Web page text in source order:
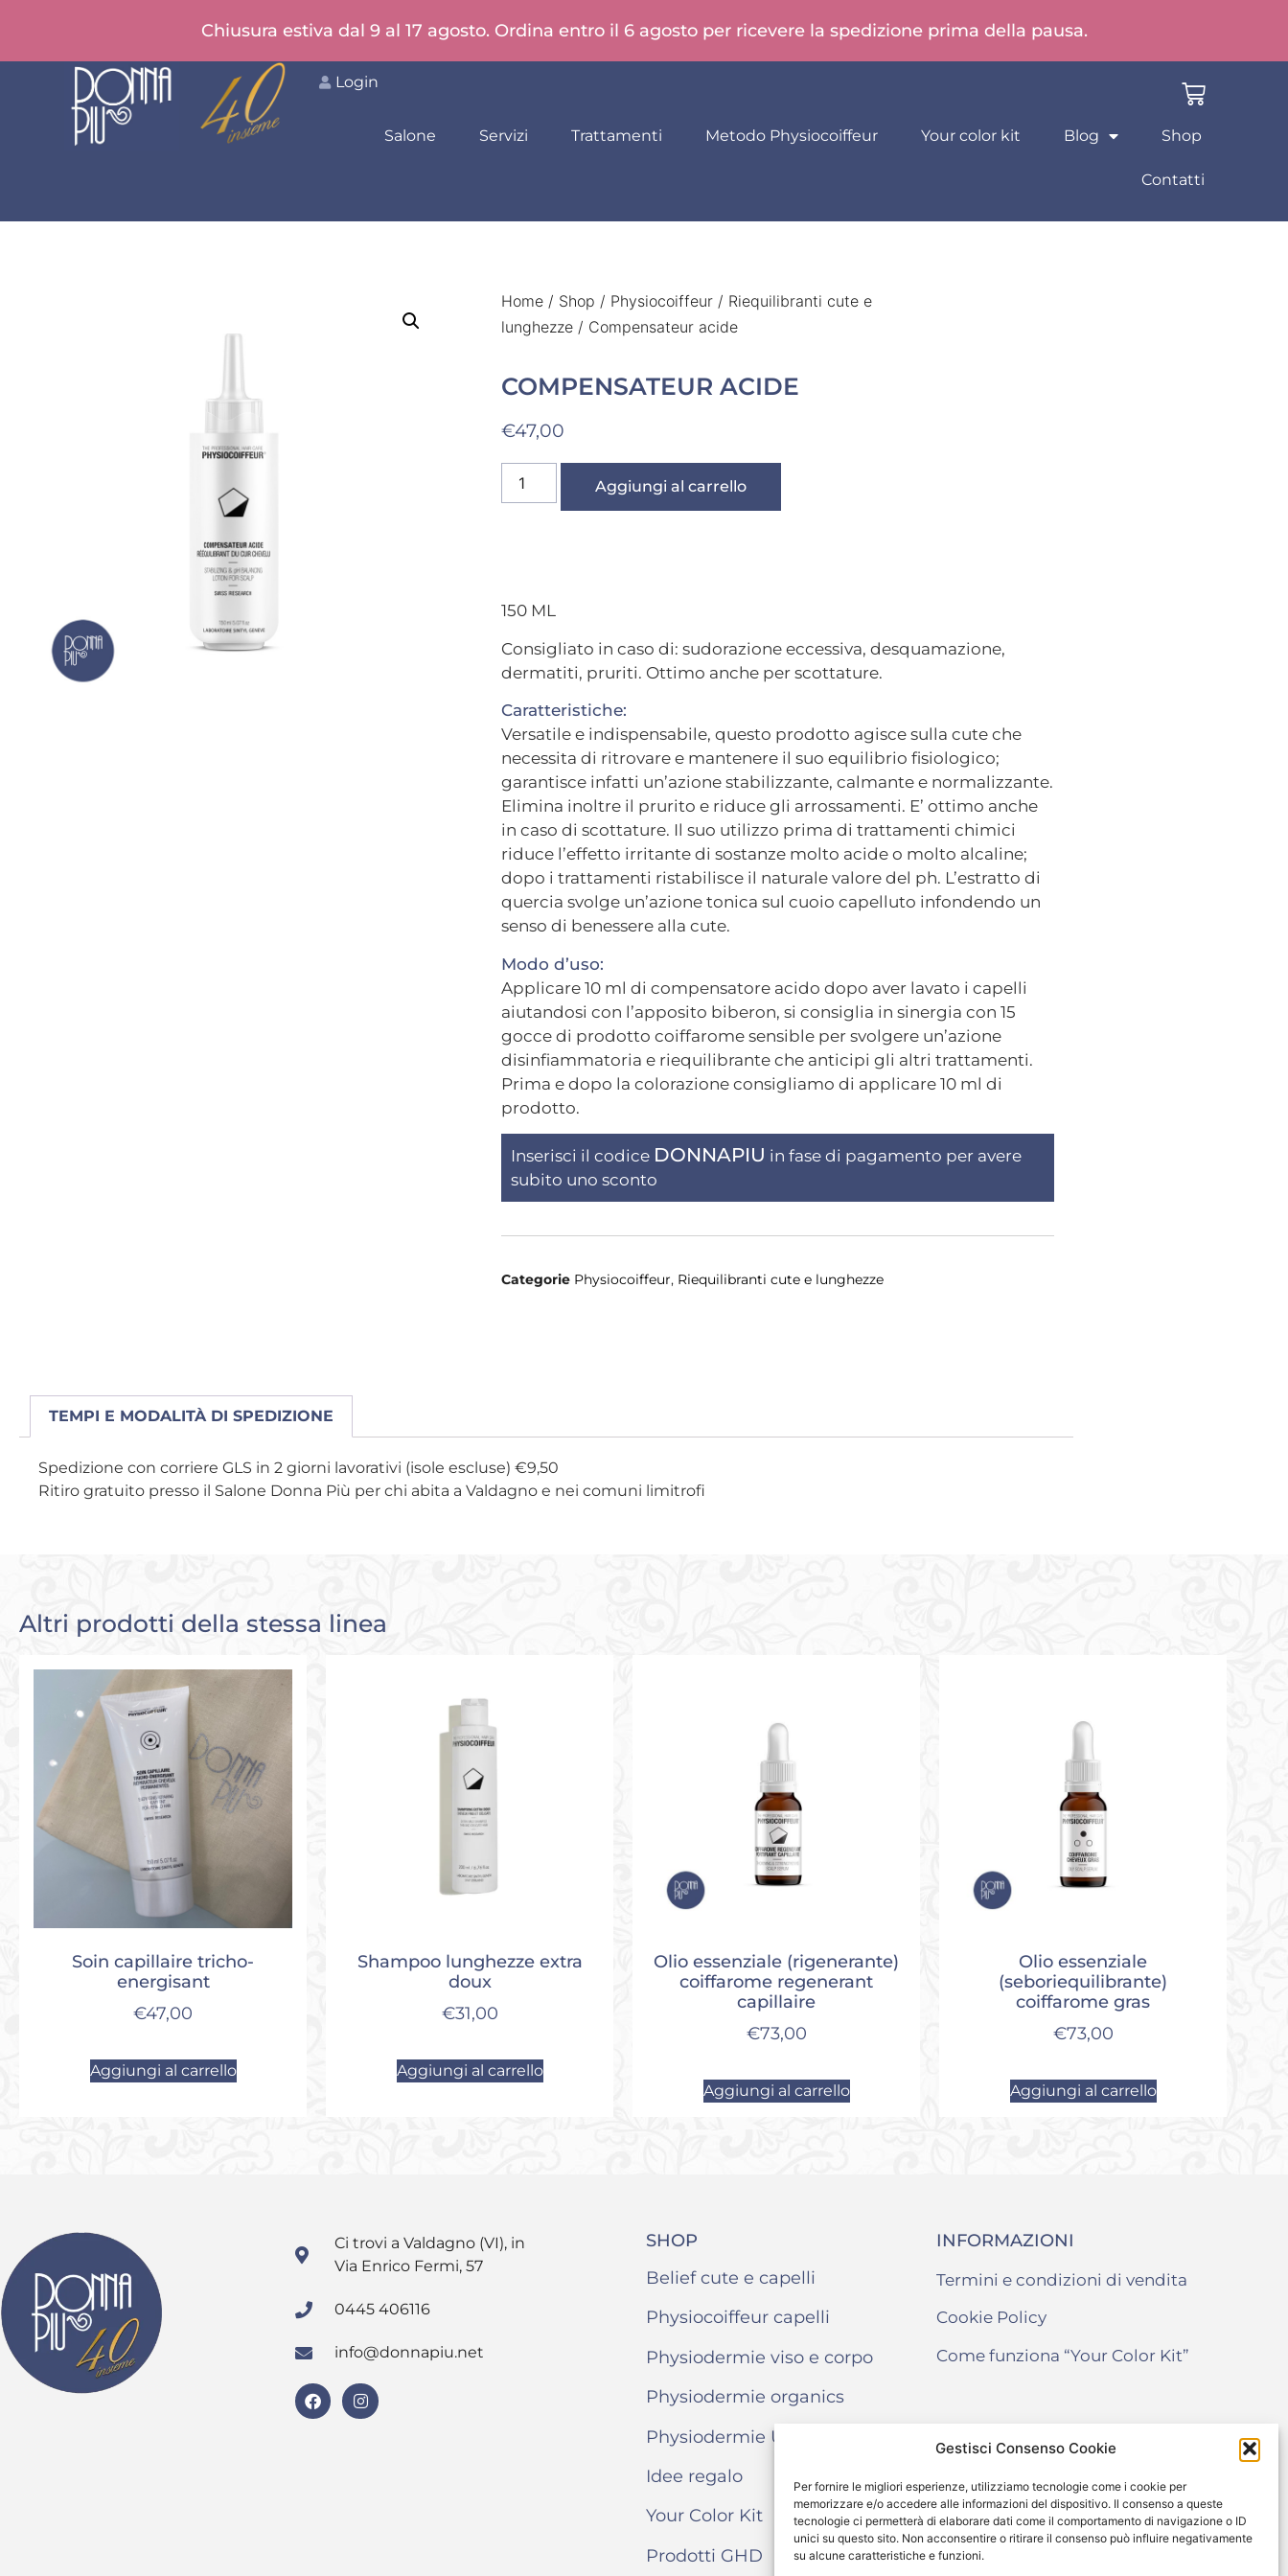
Gestisci Consenso Cookie
Per fornire le migliori esperienze, utilizziamo tecnologie come i cookie per
memorizzare e/o accedere alle informazioni del dispositivo. Il consenso a queste
tecnologie ci permetterà di elaborare dati come il comportamento di navigazione o ID
unici su questo sito. Non acconsentire o ritirare il consenso può influire negativamente
su alcune caratteristiche e funzioni.
Chiusura estiva dal 9 al 17 agosto. Ordina entro il 6 agosto per ricevere la spedizione prima della pausa.
Login
Salone Servizi Trattamenti Metodo Physiocoiffeur Your color kit Blog Shop
Contatti
Home/ Shop / Physiocoiffeur/ Riequilibranti cute e
lunghezze/ Compensateur acide
COMPENSATEUR ACIDE
€47,00
Aggiungi al carrello
150 ML
Consigliato in caso di: sudorazione eccessiva, desquamazione,
dermatiti, pruriti. Ottimo anche per scottature.
Caratteristiche:
Versatile e indispensabile, questo prodotto agisce sulla cute che
necessita di ritrovare e mantenere il suo equilibrio fisiologico;
garantisce infatti un’azione stabilizzante, calmante e normalizzante.
Elimina inoltre il prurito e riduce gli arrossamenti. E’ ottimo anche
in caso di scottature. Il suo utilizzo prima di trattamenti chimici
riduce l’effetto irritante di sostanze molto acide o molto alcaline;
dopo i trattamenti ristabilisce il naturale valore del ph. L’estratto di
quercia svolge un’azione tonica sul cuoio capelluto infondendo un
senso di benessere alla cute.
Modo d’uso:
Applicare 10 ml di compensatore acido dopo aver lavato i capelli
aiutandosi con l’apposito biberon, si consiglia in sinergia con 15
gocce di prodotto coiffarome sensible per svolgere un’azione
disinfiammatoria e riequilibrante che anticipi gli altri trattamenti.
Prima e dopo la colorazione consigliamo di applicare 10 ml di
prodotto.
Inserisci il codice DONNAPIU in fase di pagamento per avere
subito uno sconto
Categorie Physiocoiffeur, Riequilibranti cute e lunghezze
TEMPI E MODALITÀ DI SPEDIZIONE
Spedizione con corriere GLS in 2 giorni lavorativi (isole escluse) €9,50
Ritiro gratuito presso il Salone Donna Più per chi abita a Valdagno e nei comuni limitrofi
Altri prodotti della stessa linea
Soin capillaire tricho-
energisant
€47,00
Aggiungi al carrello
Shampoo lunghezze extra
doux
€31,00
Aggiungi al carrello
Olio essenziale (rigenerante)
coiffarome regenerant
capillaire
€73,00
Aggiungi al carrello
Olio essenziale
(seboriequilibrante)
coiffarome gras
€73,00
Aggiungi al carrello
Ci trovi a Valdagno (VI), in
Via Enrico Fermi, 57
0445 406116
info@donnapiu.net
SHOP
Belief cute e capelli
Physiocoiffeur capelli
Physiodermie viso e corpo
Physiodermie organics
Physiodermie Uomo
Idee regalo
Your Color Kit
Prodotti GHD
INFORMAZIONI
Termini e condizioni di vendita
Cookie Policy
Come funziona “Your Color Kit”